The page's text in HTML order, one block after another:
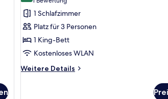
Executive-
Zimmer,
Balkon
anzeigen
Bewertung)
1 Schlafzimmer
Platz für 3 Personen
1 King-Bett
Kostenloses WLAN
Weitere Details
Weitere